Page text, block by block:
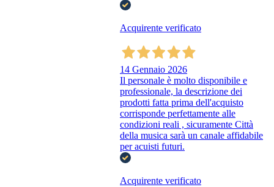
Acquirente verificato
14 Gennaio 2026
Il personale è molto disponibile e
professionale, la descrizione dei
prodotti fatta prima dell'acquisto
corrisponde perfettamente alle
condizioni reali , sicuramente Città
della musica sarà un canale affidabile
per acuisti futuri.
Acquirente verificato